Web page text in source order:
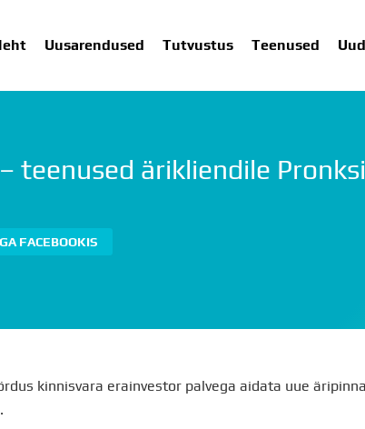
Uusarendused Tutvustus Teenused
TUTVUSTUSTEENUSED
– teenused ärikliendile
FACEBOOKIS
kinnisvara erainvestor palvega aidata uue